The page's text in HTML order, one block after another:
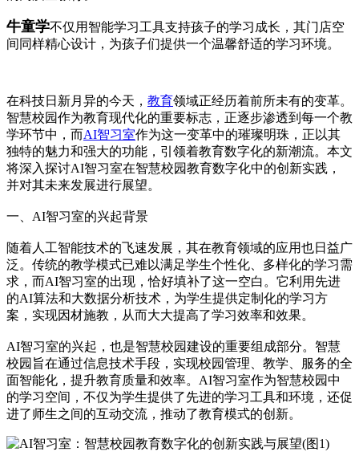
牛童学不仅用智能学习工具支持孩子的学习成长，其门店空
间同样精心设计，为孩子们提供一个温馨舒适的学习环境。
在科技日新月异的今天， 教育领域正经历着前所未有的变革。
智慧校园作为教育现代化的重要标志，正逐步渗透到每一个教
学环节中，而AI智习室作为这一变革中的璀璨明珠，正以其
独特的魅力和强大的功能，引领着教育数字化的新潮流。本文
将深入探讨AI智习室在智慧校园教育数字化中的创新实践，
并对其未来发展进行展望。
一、AI智习室的兴起背景
随着人工智能技术的飞速发展，其在教育领域的应用也日益广
泛。传统的教学模式已难以满足学生个性化、多样化的学习需
求，而AI智习室的出现，恰好填补了这一空白。它利用先进
的AI算法和大数据分析技术，为学生提供定制化的学习方
案，实现因材施教，从而大大提高了学习效率和效果。
AI智习室的兴起，也是智慧校园建设的重要组成部分。智慧
校园旨在通过信息技术手段，实现校园管理、教学、服务的全
面智能化，提升教育质量和效率。AI智习室作为智慧校园中
的学习空间，不仅为学生提供了先进的学习工具和环境，还促
进了师生之间的互动交流，推动了教育模式的创新。